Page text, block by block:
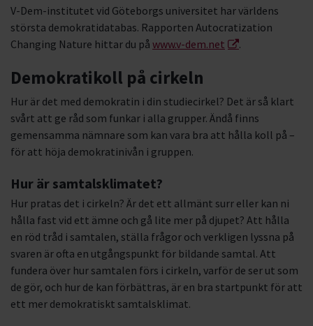
V-Dem-institutet vid Göteborgs universitet har världens
största demokratidatabas. Rapporten Autocratization
Changing Nature hittar du på www.v-dem.net .
Demokratikoll på cirkeln
Hur är det med demokratin i din studiecirkel? Det är så klart
svårt att ge råd som funkar i alla grupper. Ändå finns
gemensamma nämnare som kan vara bra att hålla koll på –
för att höja demokratinivån i gruppen.
Hur är samtalsklimatet?
Hur pratas det i cirkeln? Är det ett allmänt surr eller kan ni
hålla fast vid ett ämne och gå lite mer på djupet? Att hålla
en röd tråd i samtalen, ställa frågor och verkligen lyssna på
svaren är ofta en utgångspunkt för bildande samtal. Att
fundera över hur samtalen förs i cirkeln, varför de ser ut som
de gör, och hur de kan förbättras, är en bra startpunkt för att
ett mer demokratiskt samtalsklimat.